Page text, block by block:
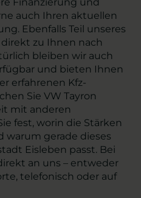
auch Ihren aktuellen
Ebenfalls Teil unseres
zu Ihnen nach
bleiben wir auch
und bieten Ihnen
erfahrenen Kfz-
Sie VW Tayron
mit anderen
fest, worin die Stärken
warum gerade dieses
Eisleben passt. Bei
an uns – entweder
telefonisch oder auf